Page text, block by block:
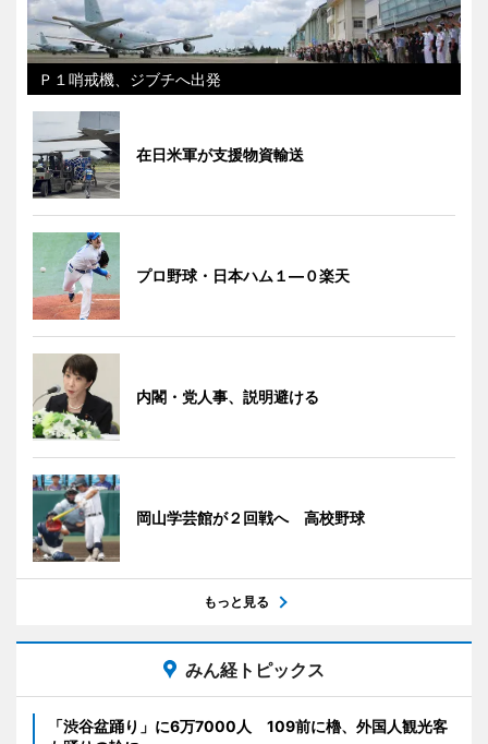
Ｐ１哨戒機、ジブチへ出発
在日米軍が支援物資輸送
プロ野球・日本ハム１―０楽天
内閣・党人事、説明避ける
岡山学芸館が２回戦へ 高校野球
もっと見る
みん経トピックス
「渋谷盆踊り」に6万7000人 109前に櫓、外国人観光客